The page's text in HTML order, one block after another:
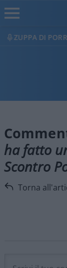
ZUPPA DI
ha fatto
Scontro
Torna